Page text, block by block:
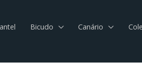
Bicudo Canário